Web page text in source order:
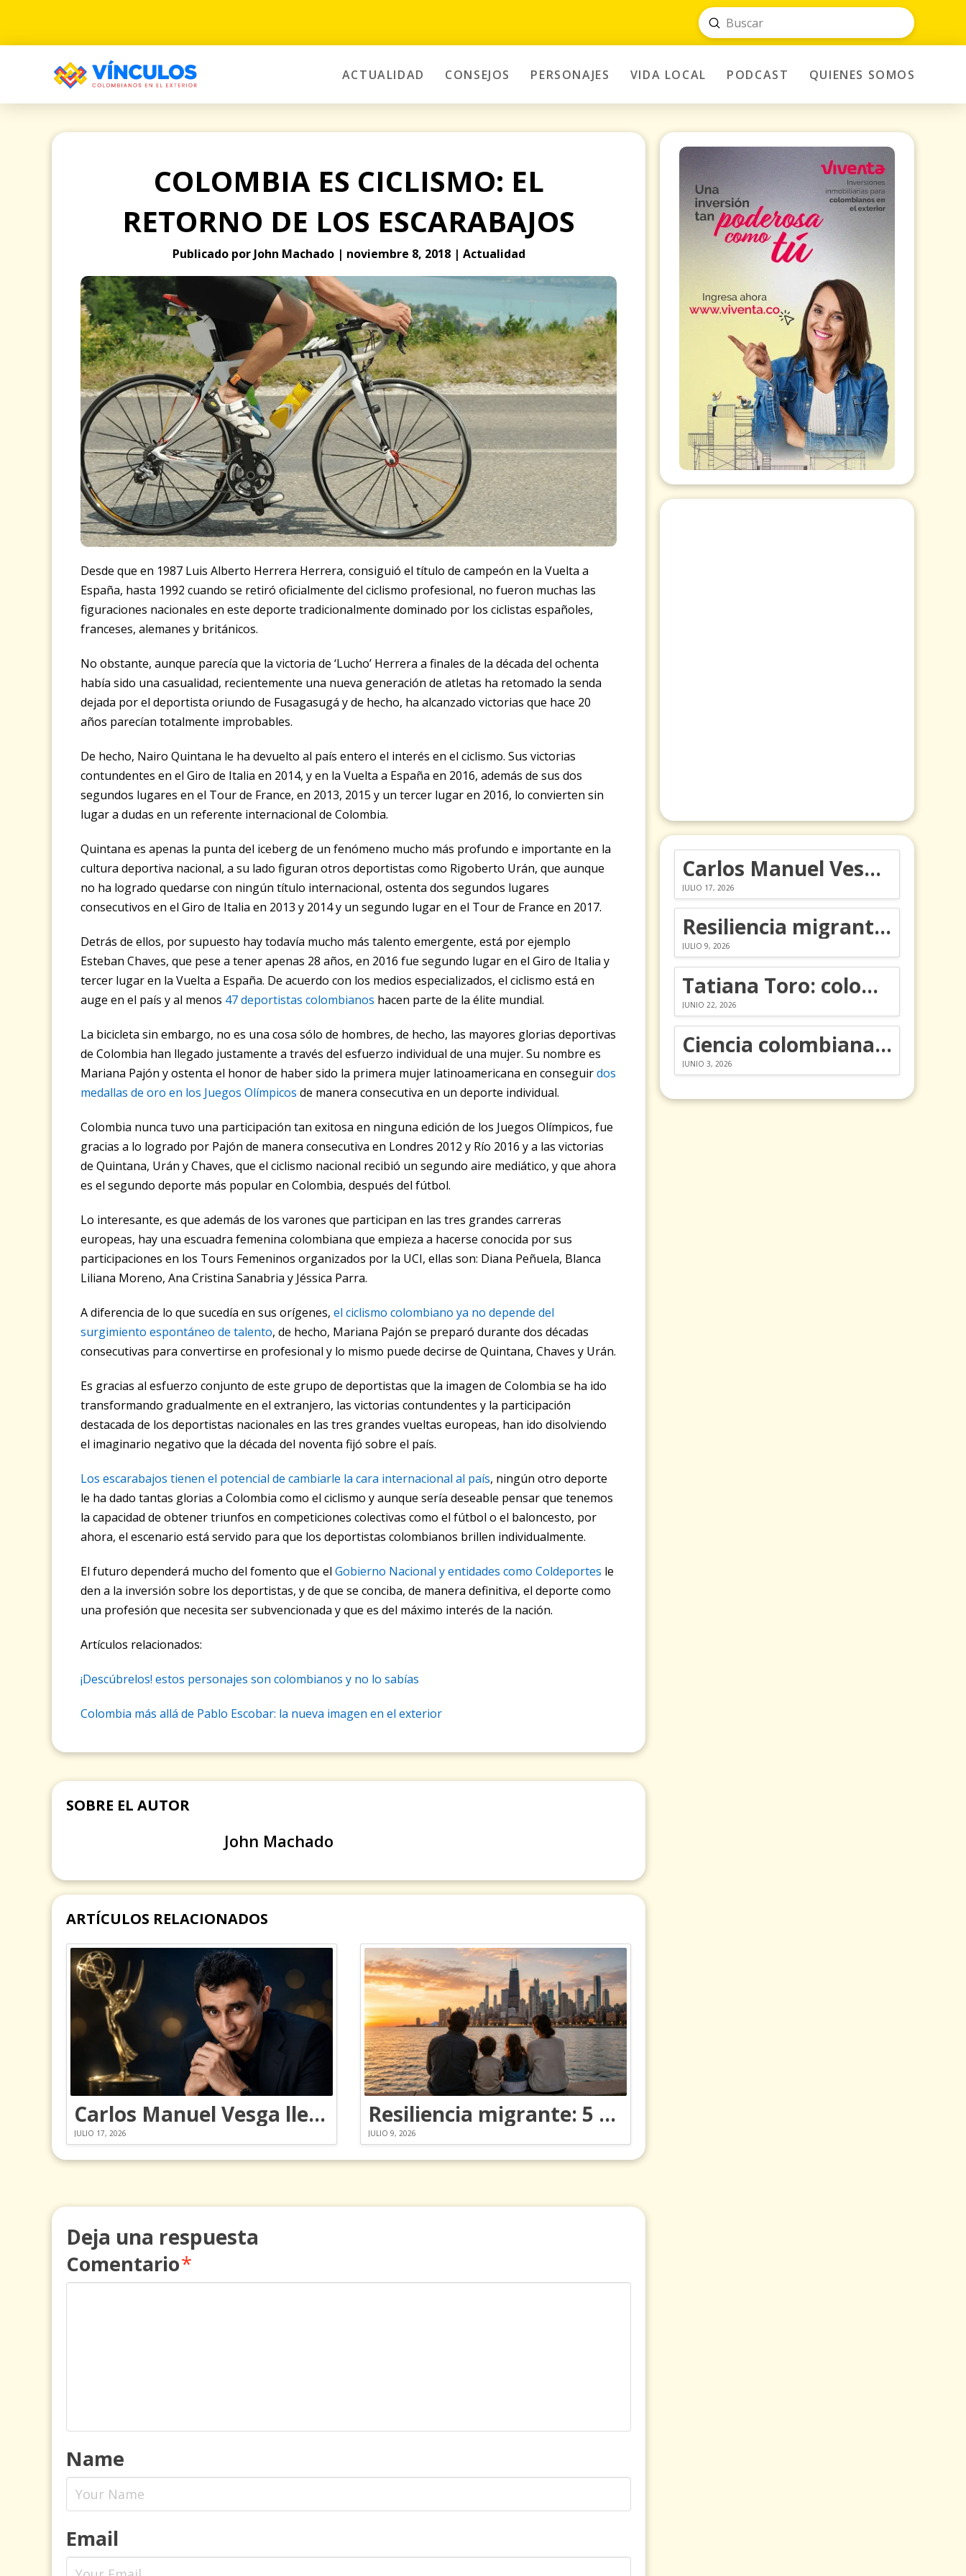
Search
Submit
ACTUALIDAD CONSEJOS PERSONAJES VIDA LOCAL PODCAST QUIENES SOMOS
COLOMBIA ES CICLISMO: EL
RETORNO DE LOS ESCARABAJOS
Publicado por John Machado | noviembre 8, 2018 | Actualidad
Desde que en 1987 Luis Alberto Herrera Herrera, consiguió el título de campeón en la Vuelta a
España, hasta 1992 cuando se retiró oficialmente del ciclismo profesional, no fueron muchas las
figuraciones nacionales en este deporte tradicionalmente dominado por los ciclistas españoles,
franceses, alemanes y británicos.
No obstante, aunque parecía que la victoria de ‘Lucho’ Herrera a finales de la década del ochenta
había sido una casualidad, recientemente una nueva generación de atletas ha retomado la senda
dejada por el deportista oriundo de Fusagasugá y de hecho, ha alcanzado victorias que hace 20
años parecían totalmente improbables.
De hecho, Nairo Quintana le ha devuelto al país entero el interés en el ciclismo. Sus victorias
contundentes en el Giro de Italia en 2014, y en la Vuelta a España en 2016, además de sus dos
segundos lugares en el Tour de France, en 2013, 2015 y un tercer lugar en 2016, lo convierten sin
lugar a dudas en un referente internacional de Colombia.
Quintana es apenas la punta del iceberg de un fenómeno mucho más profundo e importante en la
cultura deportiva nacional, a su lado figuran otros deportistas como Rigoberto Urán, que aunque
no ha logrado quedarse con ningún título internacional, ostenta dos segundos lugares
consecutivos en el Giro de Italia en 2013 y 2014 y un segundo lugar en el Tour de France en 2017.
Detrás de ellos, por supuesto hay todavía mucho más talento emergente, está por ejemplo
Esteban Chaves, que pese a tener apenas 28 años, en 2016 fue segundo lugar en el Giro de Italia y
tercer lugar en la Vuelta a España. De acuerdo con los medios especializados, el ciclismo está en
auge en el país y al menos 47 deportistas colombianos hacen parte de la élite mundial.
La bicicleta sin embargo, no es una cosa sólo de hombres, de hecho, las mayores glorias deportivas
de Colombia han llegado justamente a través del esfuerzo individual de una mujer. Su nombre es
Mariana Pajón y ostenta el honor de haber sido la primera mujer latinoamericana en conseguirdos
medallas de oro en los Juegos Olímpicos de manera consecutiva en un deporte individual.
Colombia nunca tuvo una participación tan exitosa en ninguna edición de los Juegos Olímpicos, fue
gracias a lo logrado por Pajón de manera consecutiva en Londres 2012 y Río 2016 y a las victorias
de Quintana, Urán y Chaves, que el ciclismo nacional recibió un segundo aire mediático, y que ahora
es el segundo deporte más popular en Colombia, después del fútbol.
Lo interesante, es que además de los varones que participan en las tres grandes carreras
europeas, hay una escuadra femenina colombiana que empieza a hacerse conocida por sus
participaciones en los Tours Femeninos organizados por la UCI, ellas son: Diana Peñuela, Blanca
Liliana Moreno, Ana Cristina Sanabria y Jéssica Parra.
A diferencia de lo que sucedía en sus orígenes, el ciclismo colombiano ya no depende del
surgimiento espontáneo de talento, de hecho, Mariana Pajón se preparó durante dos décadas
consecutivas para convertirse en profesional y lo mismo puede decirse de Quintana, Chaves y Urán.
Es gracias al esfuerzo conjunto de este grupo de deportistas que la imagen de Colombia se ha ido
transformando gradualmente en el extranjero, las victorias contundentes y la participación
destacada de los deportistas nacionales en las tres grandes vueltas europeas, han ido disolviendo
el imaginario negativo que la década del noventa fijó sobre el país.
Los escarabajos tienen el potencial de cambiarle la cara internacional al país, ningún otro deporte
le ha dado tantas glorias a Colombia como el ciclismo y aunque sería deseable pensar que tenemos
la capacidad de obtener triunfos en competiciones colectivas como el fútbol o el baloncesto, por
ahora, el escenario está servido para que los deportistas colombianos brillen individualmente.
El futuro dependerá mucho del fomento que el Gobierno Nacional y entidades como Coldeportes le
den a la inversión sobre los deportistas, y de que se conciba, de manera definitiva, el deporte como
una profesión que necesita ser subvencionada y que es del máximo interés de la nación.
Artículos relacionados:
¡Descúbrelos! estos personajes son colombianos y no lo sabías
Colombia más allá de Pablo Escobar: la nueva imagen en el exterior
Carlos Manuel Vesga lleva el nombre de Colombia a los Emmy
JULIO 17, 2026
Resiliencia migrante: 5 emociones y cómo gestionarlas
JULIO 9, 2026
Tatiana Toro: colombiana que cambió la historia de las matemáticas
JUNIO 22, 2026
Ciencia colombiana en la revolución de los órganos en chips
JUNIO 3, 2026
SOBRE EL AUTOR
John Machado
ARTÍCULOS RELACIONADOS
Carlos Manuel Vesga lleva el nombre de Colombia a los Emmy
JULIO 17, 2026
Resiliencia migrante: 5 emociones y cómo gestionarlas
JULIO 9, 2026
Deja una respuesta
Comentario*
Name
Email